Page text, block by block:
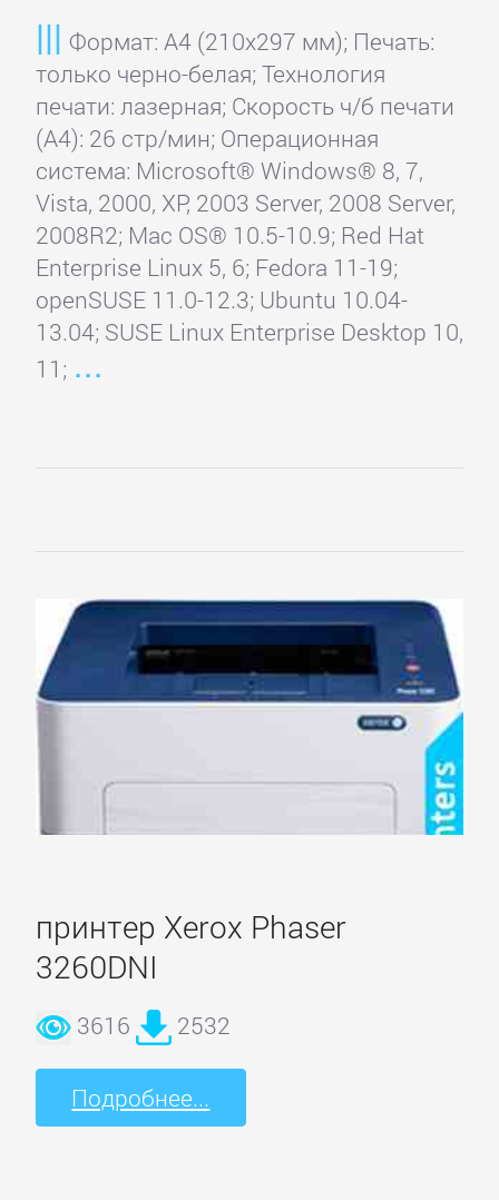
Формат: A4 (210x297 мм); Печать:
только черно-белая; Технология
печати: лазерная; Скорость ч/б печати
(А4): 26 стр/мин; Операционная
система: Microsoft® Windows® 8, 7,
Vista, 2000, XP, 2003 Server, 2008 Server,
2008R2; Mac OS® 10.5-10.9; Red Hat
Enterprise Linux 5, 6; Fedora 11-19;
openSUSE 11.0-12.3; Ubuntu 10.04-
13.04; SUSE Linux Enterprise Desktop 10,
11;
принтер Xerox Phaser
3260DNI
3616 2532
Подробнее...
Toshiba
Xerox